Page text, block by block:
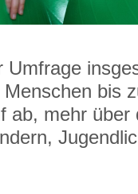
Umfrage
bis
ab, mehr über